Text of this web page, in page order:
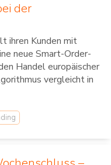
der
ihren Kunden mit
neue Smart-Order-
Handel europäischer
vergleicht in